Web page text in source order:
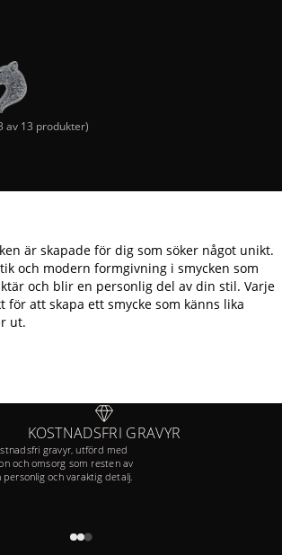
av 13 produkter)
är skapade för dig som söker något unikt.
och modern formgivning i smycken som
och blir en personlig del av din stil. Varje
för att skapa ett smycke som känns lika
ut.
KOSTNADSFRI GRAVYR
gravyr, utförd med
och omsorg som resten av
personlig och varaktig detalj.